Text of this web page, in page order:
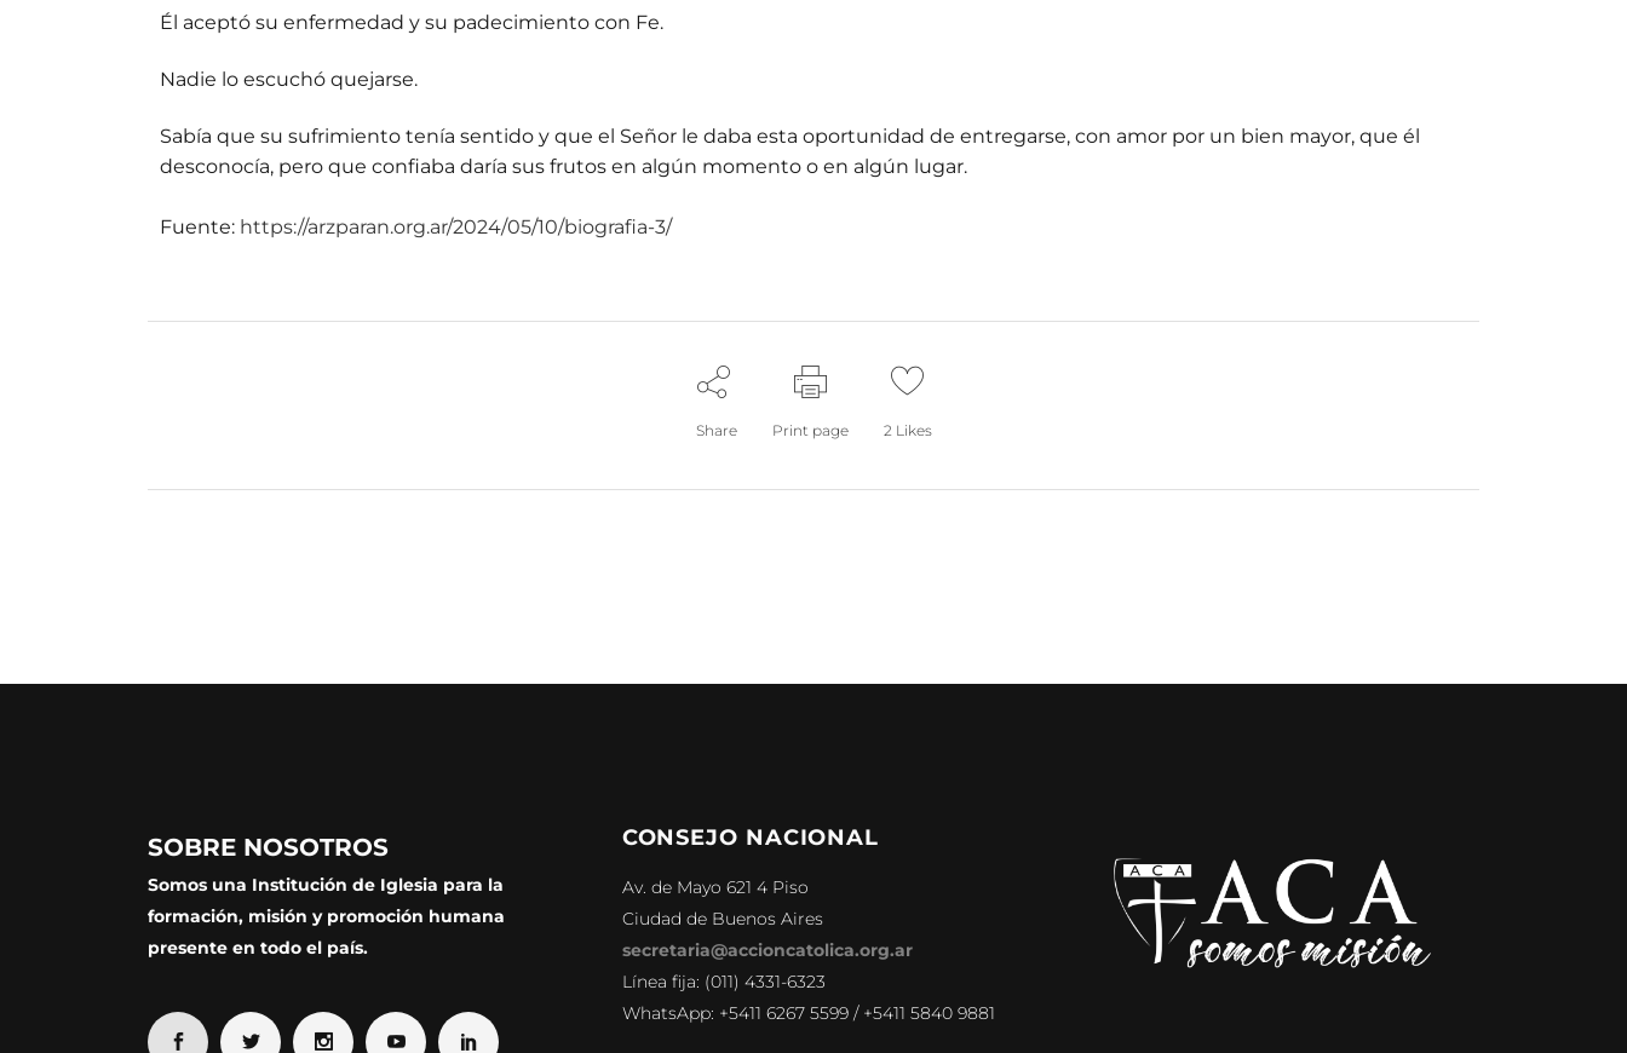
Él aceptó su enfermedad y su padecimiento con Fe.
Nadie lo escuchó quejarse.
Sabía que su sufrimiento tenía sentido y que el Señor le daba esta oportunidad de entregarse, con amor por un bien mayor, que él
desconocía, pero que confiaba daría sus frutos en algún momento o en algún lugar.
Fuente: https://arzparan.org.ar/2024/05/10/biografia-3/
Share Print page 2Likes
SOBRE NOSOTROS
Somos una Institución de Iglesia para la
formación, misión y promoción humana
presente en todo el país.
CONSEJO NACIONAL
Av. de Mayo 621 4 Piso
Ciudad de Buenos Aires
secretaria@accioncatolica.org.ar
Línea fija: (011) 4331-6323
WhatsApp: +5411 6267 5599 / +5411 5840 9881